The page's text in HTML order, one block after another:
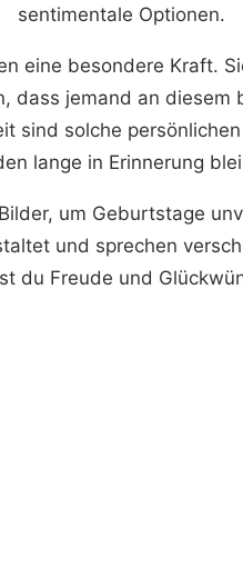
sentimentale Optionen.
eine besondere Kraft.
dass jemand an
sind solche
lange in Erinnerung
um Geburtstage
und sprechen
du Freude und